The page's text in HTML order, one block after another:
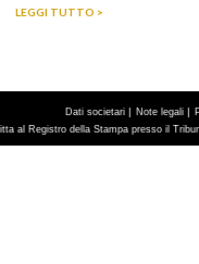
LEGGI TUTTO >
Dati societari | Note legali |
al Registro della Stampa presso il